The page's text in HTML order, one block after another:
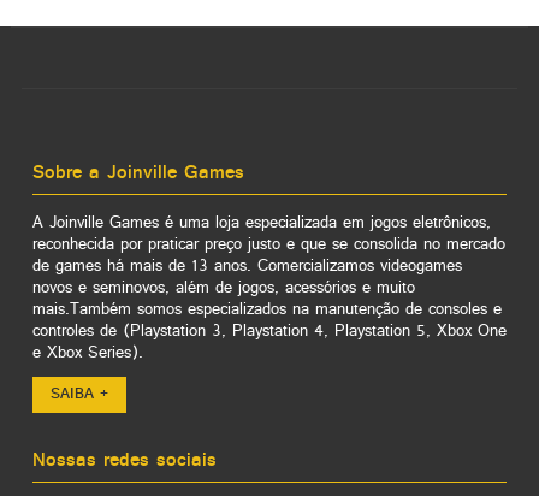
Sobre a Joinville Games
A Joinville Games é uma loja especializada em jogos eletrônicos,
reconhecida por praticar preço justo e que se consolida no mercado
de games há mais de 13 anos. Comercializamos videogames
novos e seminovos, além de jogos, acessórios e muito
mais.Também somos especializados na manutenção de consoles e
controles de (Playstation 3, Playstation 4, Playstation 5, Xbox One
e Xbox Series).
SAIBA +
Nossas redes sociais